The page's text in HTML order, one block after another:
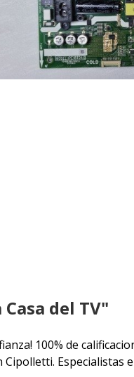
del TV"
100% de
Cipolletti. Especialistas